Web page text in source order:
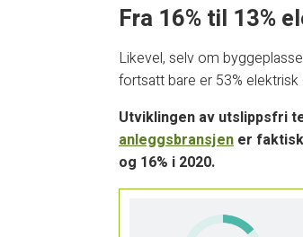
Fra 16% til 13%
Likevel, selv om
fortsatt bare er 53%
Utviklingen av utslippsfri
anleggsbransjen er
og 16% i 2020.